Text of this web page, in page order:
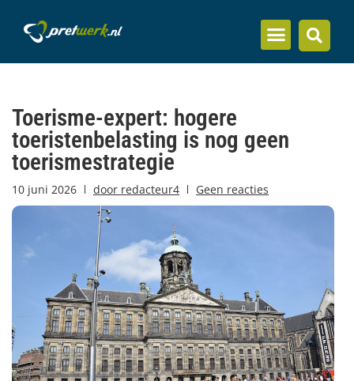
Toerisme-expert: hogere
toeristenbelasting is nog geen
toerismestrategie
10 juni 2026 door redacteur4 Geen reacties